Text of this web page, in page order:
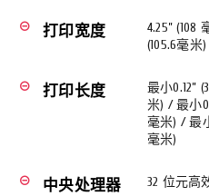
remove_circle_outline 打印宽度
4.25” (108
(105.6毫米)
remove_circle_outline 打印长度
最小0.12”
米) / 最小
毫米) / 最
毫米)
remove_circle_outline 中央处理器 32 位元高